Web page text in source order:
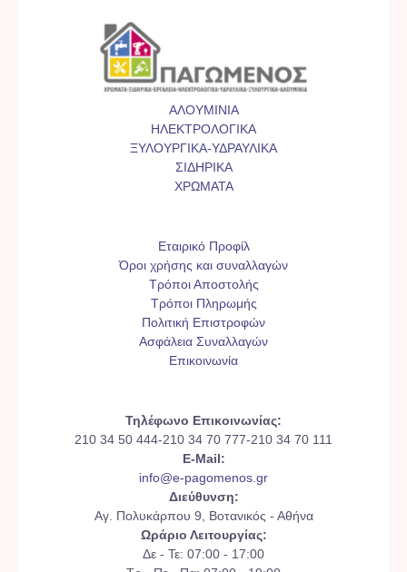
ΑΛΟΥΜΙΝΙΑ
ΗΛΕΚΤΡΟΛΟΓΙΚΑ
ΞΥΛΟΥΡΓΙΚΑ-ΥΔΡΑΥΛΙΚΑ
ΣΙΔΗΡΙΚΑ
ΧΡΩΜΑΤΑ
Εταιρικό Προφίλ
Όροι χρήσης και συναλλαγών
Τρόποι Αποστολής
Τρόποι Πληρωμής
Πολιτική Επιστροφών
Ασφάλεια Συναλλαγών
Επικοινωνία
Τηλέφωνο Επικοινωνίας:
210 34 50 444-210 34 70 777-210 34 70 111
E-Mail:
info@e-pagomenos.gr
Διεύθυνση:
Αγ. Πολυκάρπου 9, Βοτανικός - Αθήνα
Ωράριο Λειτουργίας:
Δε - Τε: 07:00 - 17:00